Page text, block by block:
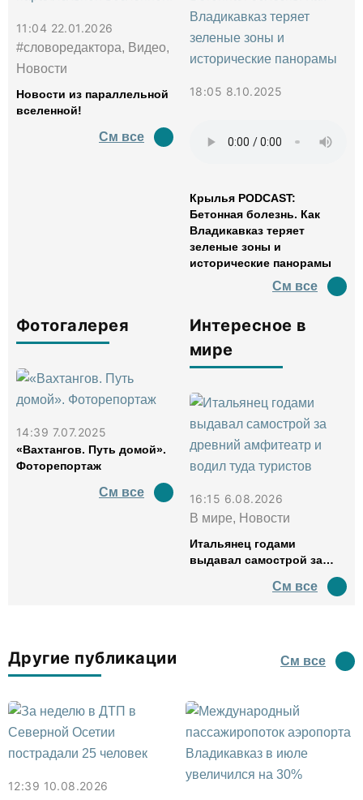
11:04 22.01.2026
#словоредактора, Видео,
Новости
Новости из параллельной
вселенной!
См все
18:05 8.10.2025
Крылья PODCAST:
Бетонная болезнь. Как
Владикавказ теряет
зеленые зоны и
исторические панорамы
См все
Фотогалерея
14:39 7.07.2025
«Вахтангов. Путь домой».
Фоторепортаж
См все
Интересное в
мире
16:15 6.08.2026
В мире, Новости
Итальянец годами
выдавал самострой за
водил туда туристов
См все
Другие публикации См все
12:39 10.08.2026